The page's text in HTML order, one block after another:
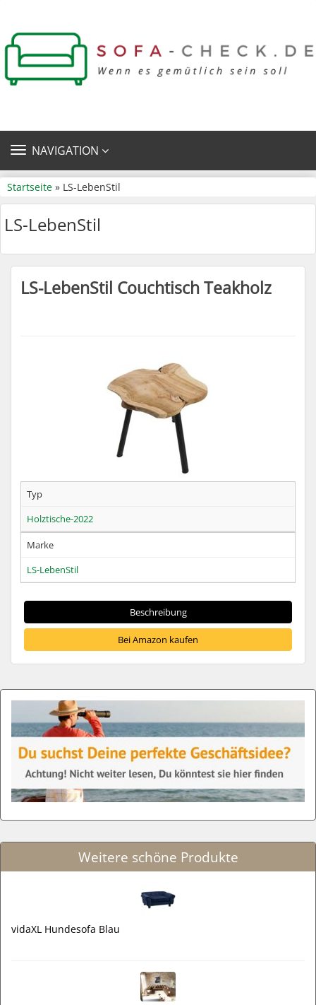
TOGGLE
NAVIGATION
Startseite » LS-LebenStil
LS-LebenStil
LS-LebenStil Couchtisch Teakholz
Typ
Holztische-2022
Marke
LS-LebenStil
Beschreibung
Bei Amazon kaufen
Weitere schöne Produkte
vidaXL Hundesofa Blau